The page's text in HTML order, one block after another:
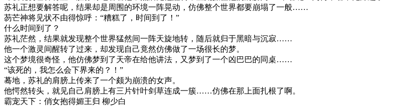
苏礼正想要解答呢，结果却是周围的环境一阵晃动，仿佛整个世界都要崩塌了一般……
芴芒神将见状不由得惊呼：“糟糕了，时间到了！”
什么时间到了？
苏礼茫然，结果就发现整个世界猛然间一阵天旋地转，随后就归于黑暗与沉寂……
他一个激灵间醒转了过来，却发现自己竟然仿佛做了一场很长的梦。
这个梦境很奇怪，他仿佛梦到了天帝在给他讲法，又梦到了一个凶巴巴的同桌……
“该死的，我怎么会下界来的？！”
蓦地，苏礼的肩膀上传来了一个颇为崩溃的女声。
他愕然转头，就见自己肩膀上有三片针叶剑草连成一簇……仿佛在那上面扎根了啊。
霸宠天下：俏女抱得媚王归 柳少白